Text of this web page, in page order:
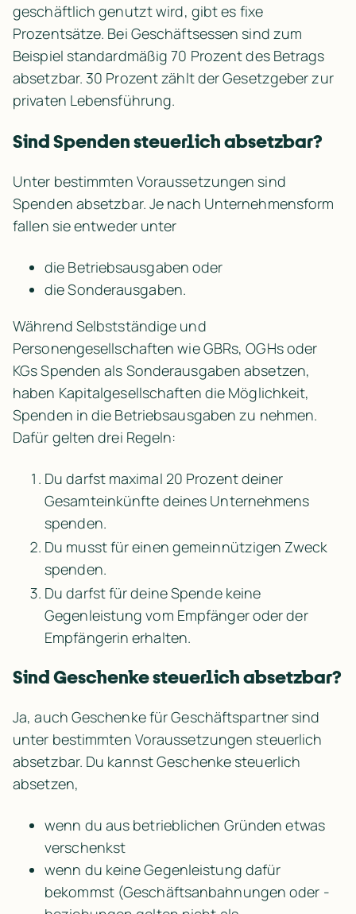
geschäftlich genutzt wird, gibt es fixe
Prozentsätze. Bei Geschäftsessen sind zum
Beispiel standardmäßig 70 Prozent des Betrags
absetzbar. 30 Prozent zählt der Gesetzgeber zur
privaten Lebensführung.
Sind Spenden steuerlich absetzbar?
Unter bestimmten Voraussetzungen sind
Spenden absetzbar. Je nach Unternehmensform
fallen sie entweder unter
die Betriebsausgaben oder
die Sonderausgaben.
Während Selbstständige und
Personengesellschaften wie GBRs, OGHs oder
KGs Spenden als Sonderausgaben absetzen,
haben Kapitalgesellschaften die Möglichkeit,
Spenden in die Betriebsausgaben zu nehmen.
Dafür gelten drei Regeln:
Du darfst maximal 20 Prozent deiner
Gesamteinkünfte deines Unternehmens
spenden.
Du musst für einen gemeinnützigen Zweck
spenden.
Du darfst für deine Spende keine
Gegenleistung vom Empfänger oder der
Empfängerin erhalten.
Sind Geschenke steuerlich absetzbar?
Ja, auch Geschenke für Geschäftspartner sind
unter bestimmten Voraussetzungen steuerlich
absetzbar. Du kannst Geschenke steuerlich
absetzen,
wenn du aus betrieblichen Gründen etwas
verschenkst
wenn du keine Gegenleistung dafür
bekommst (Geschäftsanbahnungen oder -